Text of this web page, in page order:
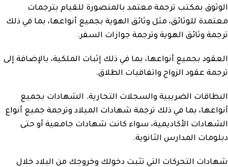
الوثوق بمكتب ترجمة معتمد بالمنصورة للقيام بترجمات
معتمدة للوثائق، مثل وثائق الهوية بجميع أنواعها، بما في ذلك
ترجمة وثائق الهوية وترجمة جوازات السفر.
العقود بجميع أنواعها، بما في ذلك إثبات الملكية، بالإضافة إلى
ترجمة عقود الزواج واتفاقيات الطلاق.
البطاقات الضريبية والسجلات التجارية. الشهادات بجميع
أنواعها، بما في ذلك ترجمة شهادات الميلاد وترجمة جميع أنواع
الشهادات الأكاديمية، سواء كانت شهادات جامعية أو حتى
دبلومات المدارس الثانوية.
شهادات التحركات التي تثبت دخولك وخروجك من البلاد خلال